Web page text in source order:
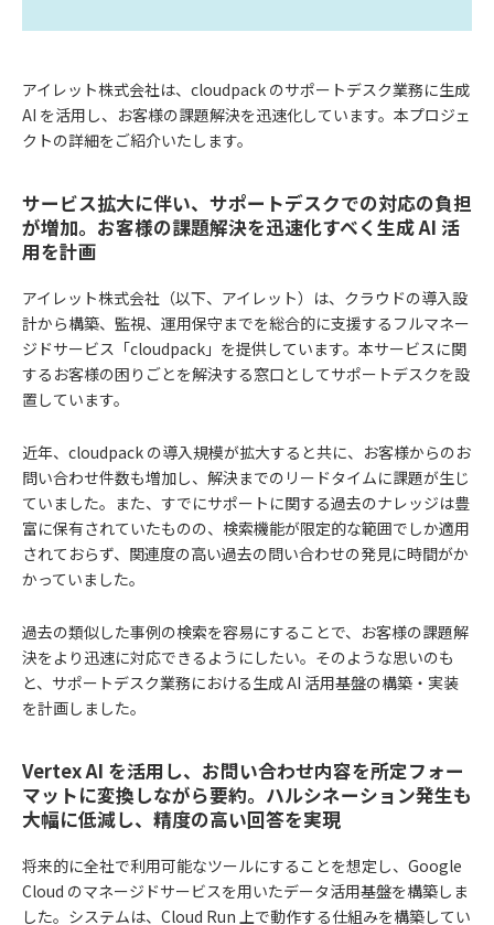
アイレット株式会社は、cloudpack のサポートデスク業務に生成
AI を活用し、お客様の課題解決を迅速化しています。本プロジェ
クトの詳細をご紹介いたします。
サービス拡大に伴い、サポートデスクでの対応の負担
が増加。お客様の課題解決を迅速化すべく生成 AI 活
用を計画
アイレット株式会社（以下、アイレット）は、クラウドの導入設
計から構築、監視、運用保守までを総合的に支援するフルマネー
ジドサービス「cloudpack」を提供しています。本サービスに関
するお客様の困りごとを解決する窓口としてサポートデスクを設
置しています。
近年、cloudpack の導入規模が拡大すると共に、お客様からのお
問い合わせ件数も増加し、解決までのリードタイムに課題が生じ
ていました。また、すでにサポートに関する過去のナレッジは豊
富に保有されていたものの、検索機能が限定的な範囲でしか適用
されておらず、関連度の高い過去の問い合わせの発見に時間がか
かっていました。
過去の類似した事例の検索を容易にすることで、お客様の課題解
決をより迅速に対応できるようにしたい。そのような思いのも
と、サポートデスク業務における生成 AI 活用基盤の構築・実装
を計画しました。
Vertex AI を活用し、お問い合わせ内容を所定フォー
マットに変換しながら要約。ハルシネーション発生も
大幅に低減し、精度の高い回答を実現
将来的に全社で利用可能なツールにすることを想定し、Google
Cloud のマネージドサービスを用いたデータ活用基盤を構築しま
した。システムは、Cloud Run 上で動作する仕組みを構築してい